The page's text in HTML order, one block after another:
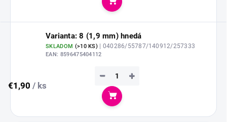
Do košíka
Varianta: 8 (1,9 mm) hnedá
SKLADOM (>10 KS) | 040286/55787/140912/257333
EAN: 8596475404112
€1,90 / ks
+
−
Do košíka